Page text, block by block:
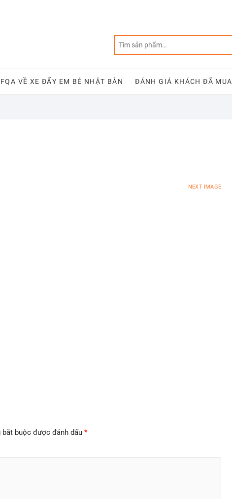
FQA VỀ XE ĐẨY EM BÉ NHẬT BẢN ĐÁNH GIÁ KHÁCH ĐÃ MUA
NEXT IMAGE
bắt buộc được đánh dấu *